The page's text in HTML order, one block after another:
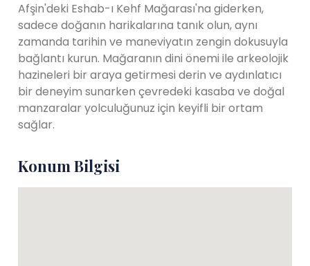
Afşin'deki Eshab-ı Kehf Mağarası'na giderken,
sadece doğanın harikalarına tanık olun, aynı
zamanda tarihin ve maneviyatın zengin dokusuyla
bağlantı kurun. Mağaranın dini önemi ile arkeolojik
hazineleri bir araya getirmesi derin ve aydınlatıcı
bir deneyim sunarken çevredeki kasaba ve doğal
manzaralar yolculuğunuz için keyifli bir ortam
sağlar.
Konum Bilgisi